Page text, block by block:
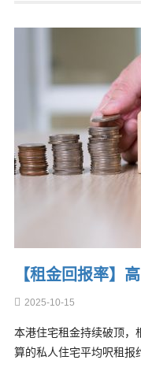
【租金回报率】
2025-10-15
本港住宅租金持续破顶，
算的私人住宅平均呎租